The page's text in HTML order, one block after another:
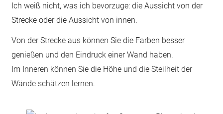
Ich weiß nicht, was ich bevorzuge: die Aussicht von der
Strecke oder die Aussicht von innen.
Von der Strecke aus können Sie die Farben besser
genießen und den Eindruck einer Wand haben.
Im Inneren können Sie die Höhe und die Steilheit der
Wände schätzen lernen.